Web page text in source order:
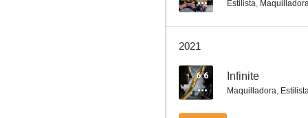
Estilista,
2021
6.6 Infinite
Maquilladora,